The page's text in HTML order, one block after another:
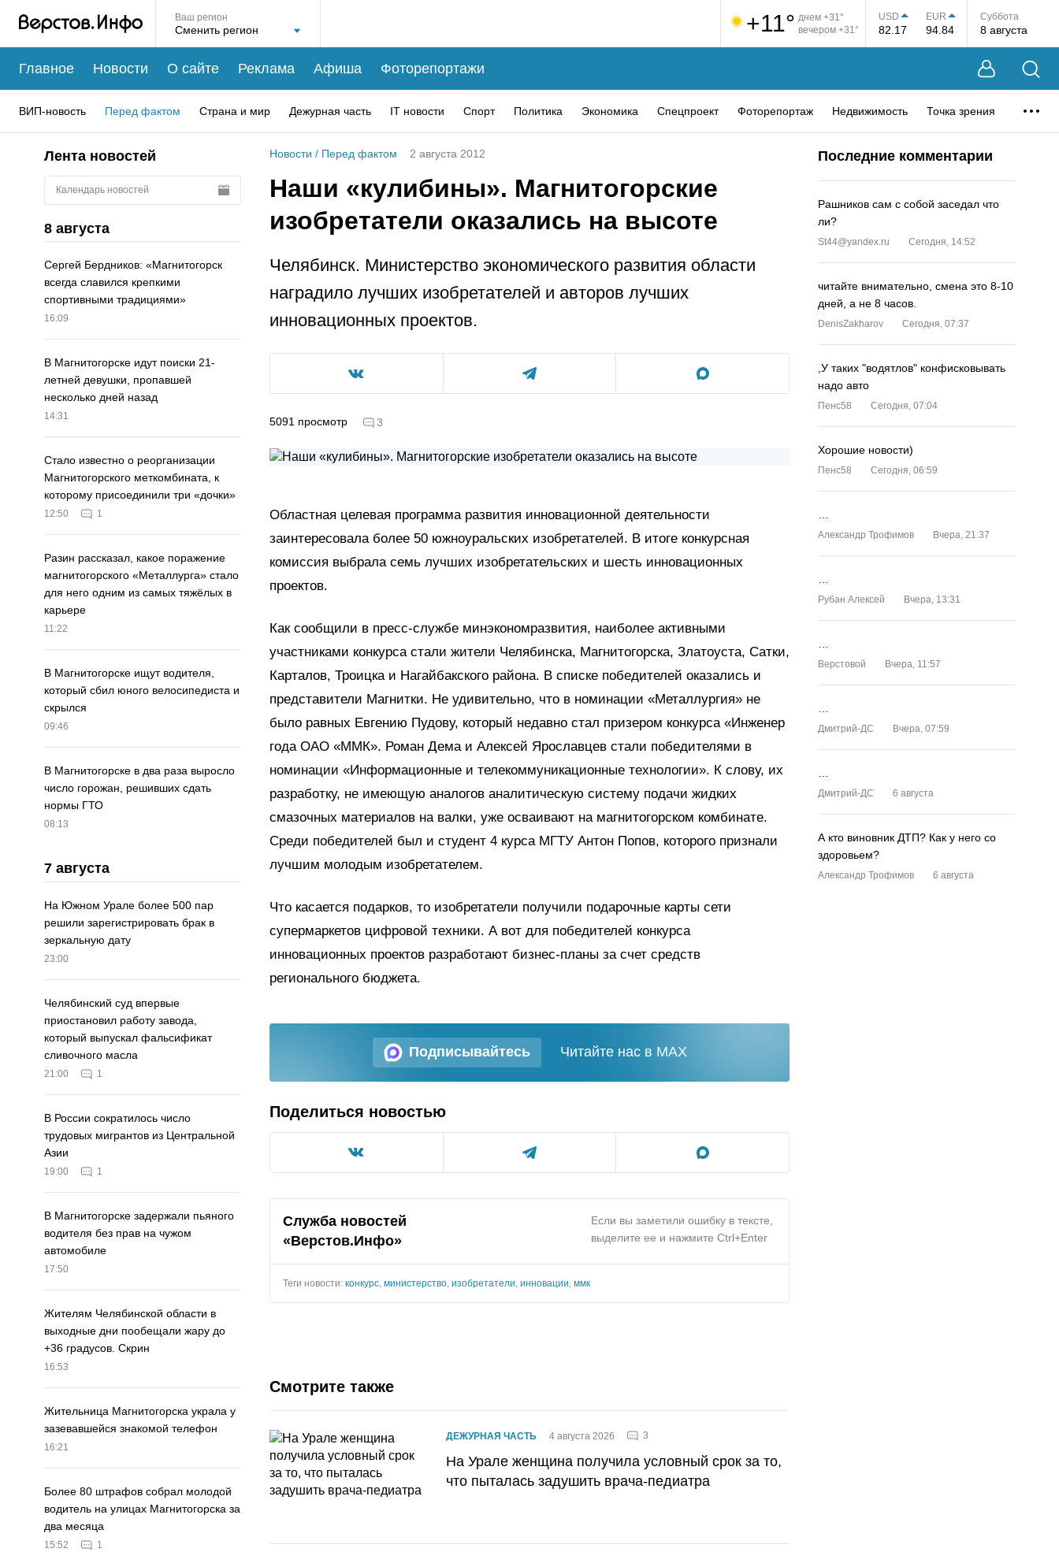
Ваш регион +11° днем +31°
вечером +31°
USD
82.17
EUR
94.84
Суббота
8 августа
Главное Новости О сайте Реклама Афиша Фоторепортажи
ВИП-новость Перед фактом Страна и мир Дежурная часть IT новости Спорт Политика Экономика Спецпроект Фоторепортаж Недвижимость Точка зрения
Лента новостей
Календарь новостей
8 августа
Сергей Бердников: «Магнитогорск
всегда славился крепкими
спортивными традициями»
16:09
В Магнитогорске идут поиски 21-
летней девушки, пропавшей
несколько дней назад
14:31
Стало известно о реорганизации
Магнитогорского меткомбината, к
которому присоединили три «дочки»
12:50 1
Разин рассказал, какое поражение
магнитогорского «Металлурга» стало
для него одним из самых тяжёлых в
карьере
11:22
В Магнитогорске ищут водителя,
который сбил юного велосипедиста и
скрылся
09:46
В Магнитогорске в два раза выросло
число горожан, решивших сдать
нормы ГТО
08:13
7 августа
На Южном Урале более 500 пар
решили зарегистрировать брак в
зеркальную дату
23:00
Челябинский суд впервые
приостановил работу завода,
который выпускал фальсификат
сливочного масла
21:00 1
В России сократилось число
трудовых мигрантов из Центральной
Азии
19:00 1
В Магнитогорске задержали пьяного
водителя без прав на чужом
автомобиле
17:50
Жителям Челябинской области в
выходные дни пообещали жару до
+36 градусов. Скрин
16:53
Жительница Магнитогорска украла у
зазевавшейся знакомой телефон
16:21
Более 80 штрафов собрал молодой
водитель на улицах Магнитогорска за
два месяца
15:52 1
Новости / Перед фактом 2 августа 2012
Наши «кулибины». Магнитогорские
изобретатели оказались на высоте
Челябинск. Министерство экономического развития области
наградило лучших изобретателей и авторов лучших
инновационных проектов.
5091 просмотр 3
Областная целевая программа развития инновационной деятельности
заинтересовала более 50 южноуральских изобретателей. В итоге конкурсная
комиссия выбрала семь лучших изобретательских и шесть инновационных
проектов.
Как сообщили в пресс-службе минэкономразвития, наиболее активными
участниками конкурса стали жители Челябинска, Магнитогорска, Златоуста, Сатки,
Карталов, Троицка и Нагайбакского района. В списке победителей оказались и
представители Магнитки. Не удивительно, что в номинации «Металлургия» не
было равных Евгению Пудову, который недавно стал призером конкурса «Инженер
года ОАО «ММК». Роман Дема и Алексей Ярославцев стали победителями в
номинации «Информационные и телекоммуникационные технологии». К слову, их
разработку, не имеющую аналогов аналитическую систему подачи жидких
смазочных материалов на валки, уже осваивают на магнитогорском комбинате.
Среди победителей был и студент 4 курса МГТУ Антон Попов, которого признали
лучшим молодым изобретателем.
Что касается подарков, то изобретатели получили подарочные карты сети
супермаркетов цифровой техники. А вот для победителей конкурса
инновационных проектов разработают бизнес-планы за счет средств
регионального бюджета.
Подписывайтесь Читайте нас в MAX
Поделиться новостью
Служба новостей
«Верстов.Инфо»
Если вы заметили ошибку в тексте,
выделите ее и нажмите Ctrl+Enter
Теги новости: конкурс министерство изобретатели инновации ммк
Смотрите также
ДЕЖУРНАЯ ЧАСТЬ 4 августа 2026 3
На Урале женщина получила условный срок за то,
что пыталась задушить врача-педиатра
Последние комментарии
Рашников сам с собой заседал что
ли?
St44@yandex.ru Сегодня, 14:52
читайте внимательно, смена это 8-10
дней, а не 8 часов.
DenisZakharov Сегодня, 07:37
,У таких "водятлов" конфисковывать
надо авто
Пенс58 Сегодня, 07:04
Хорошие новости)
Пенс58 Сегодня, 06:59
Александр Трофимов Вчера, 21:37
Рубан Алексей Вчера, 13:31
Верстовой Вчера, 11:57
Дмитрий-ДС Вчера, 07:59
Дмитрий-ДС 6 августа
А кто виновник ДТП? Как у него со
здоровьем?
Александр Трофимов 6 августа